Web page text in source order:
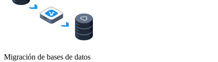
Migración de bases de datos